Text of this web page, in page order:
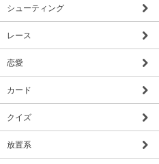
シューティング
レース
恋愛
カード
クイズ
放置系